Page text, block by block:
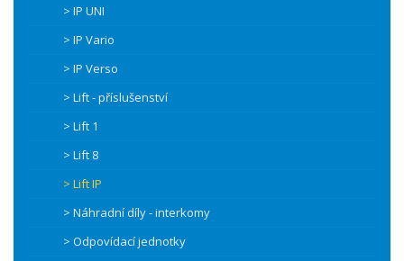
> IP UNI
> IP Vario
> IP Verso
> Lift - příslušenství
> Lift 1
> Lift 8
> Lift IP
> Náhradní díly - interkomy
> Odpovídací jednotky